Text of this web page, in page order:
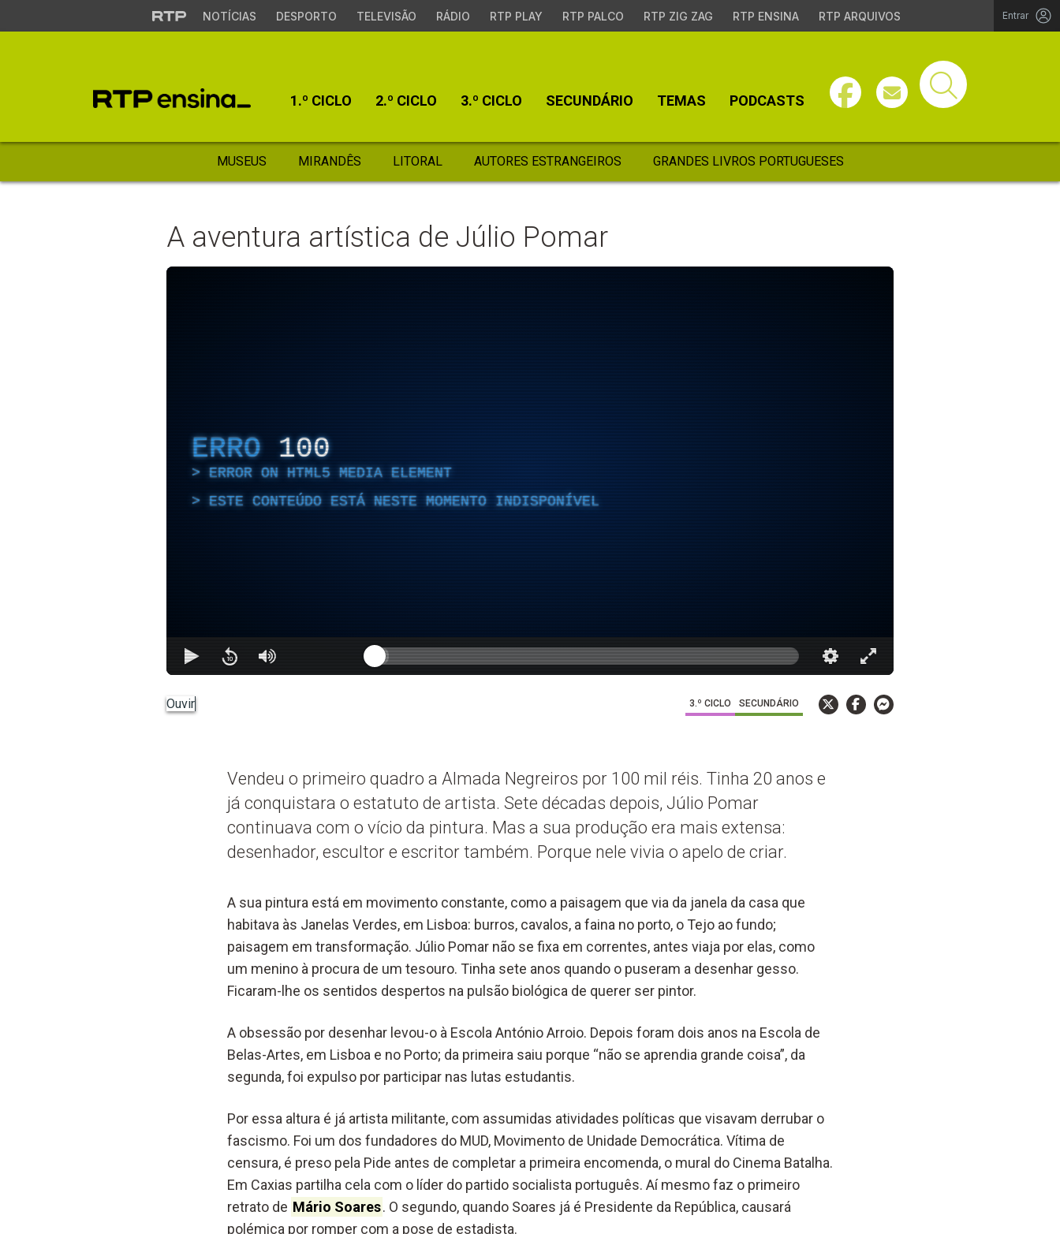
NOTÍCIAS DESPORTO TELEVISÃO RÁDIO RTP PLAY RTP PALCO RTP ZIG ZAG RTP ENSINA RTP ARQUIVOS Entrar
1.º CICLO 2.º CICLO 3.º CICLO SECUNDÁRIO TEMAS PODCASTS
MUSEUS MIRANDÊS LITORAL AUTORES ESTRANGEIROS GRANDES LIVROS PORTUGUESES
A aventura artística de Júlio Pomar
ERRO 100
ERROR ON HTML5 MEDIA ELEMENT
ESTE CONTEÚDO ESTÁ NESTE MOMENTO INDISPONÍVEL
Ouvir 3.º CICLO SECUNDÁRIO
Vendeu o primeiro quadro a Almada Negreiros por 100 mil réis. Tinha 20 anos e
já conquistara o estatuto de artista. Sete décadas depois, Júlio Pomar
continuava com o vício da pintura. Mas a sua produção era mais extensa:
desenhador, escultor e escritor também. Porque nele vivia o apelo de criar.
A sua pintura está em movimento constante, como a paisagem que via da janela da casa que
habitava às Janelas Verdes, em Lisboa: burros, cavalos, a faina no porto, o Tejo ao fundo;
paisagem em transformação. Júlio Pomar não se fixa em correntes, antes viaja por elas, como
um menino à procura de um tesouro. Tinha sete anos quando o puseram a desenhar gesso.
Ficaram-lhe os sentidos despertos na pulsão biológica de querer ser pintor.
A obsessão por desenhar levou-o à Escola António Arroio. Depois foram dois anos na Escola de
Belas-Artes, em Lisboa e no Porto; da primeira saiu porque “não se aprendia grande coisa”, da
segunda, foi expulso por participar nas lutas estudantis.
Por essa altura é já artista militante, com assumidas atividades políticas que visavam derrubar o
fascismo. Foi um dos fundadores do MUD, Movimento de Unidade Democrática. Vítima de
censura, é preso pela Pide antes de completar a primeira encomenda, o mural do Cinema Batalha.
Em Caxias partilha cela com o líder do partido socialista português. Aí mesmo faz o primeiro
retrato de Mário Soares. O segundo, quando Soares já é Presidente da República, causará
polémica por romper com a pose de estadista.